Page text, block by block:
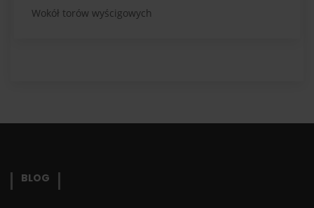
Wokół torów wyścigowych
BLOG